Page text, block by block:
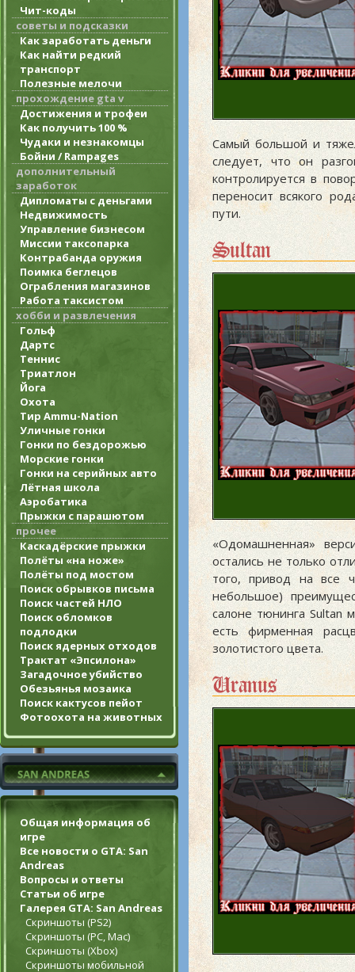
Чит-коды
советы и подсказки
Как заработать деньги
Как найти редкий
транспорт
Полезные мелочи
прохождение gta v
Достижения и трофеи
Как получить 100 %
Чудаки и незнакомцы
Бойни / Rampages
дополнительный
заработок
Дипломаты с деньгами
Недвижимость
Управление бизнесом
Миссии таксопарка
Контрабанда оружия
Поимка беглецов
Ограбления магазинов
Работа таксистом
хобби и развлечения
Гольф
Дартс
Теннис
Триатлон
Йога
Охота
Тир Ammu-Nation
Уличные гонки
Гонки по бездорожью
Морские гонки
Гонки на серийных авто
Лётная школа
Аэробатика
Прыжки с парашютом
прочее
Каскадёрские прыжки
Полёты «на ноже»
Полёты под мостом
Поиск обрывков письма
Поиск частей НЛО
Поиск обломков
подлодки
Поиск ядерных отходов
Трактат «Эпсилона»
Загадочное убийство
Обезьянья мозаика
Поиск кактусов пейот
Фотоохота на животных
Общая информация об
игре
Все новости о GTA: San
Andreas
Вопросы и ответы
Статьи об игре
Галерея GTA: San Andreas
Скриншоты (PS2)
Скриншоты (PC, Mac)
Скриншоты (Xbox)
Скриншоты мобильной
Самый большой и
следует, что он
контролируется в
переносит всякого
пути.
Sultan
«Одомашненная»
остались не только
того, привод на все
небольшое)
салоне тюнинга Sultan
есть фирменная
золотистого цвета.
Uranus